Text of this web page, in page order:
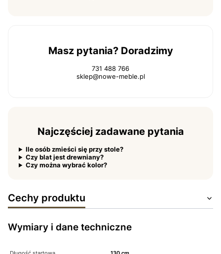
Masz pytania? Doradzimy
731 488 766
sklep@nowe-meble.pl
Najczęściej zadawane pytania
Ile osób zmieści się przy stole?
Czy blat jest drewniany?
Czy można wybrać kolor?
Cechy produktu
Wymiary i dane techniczne